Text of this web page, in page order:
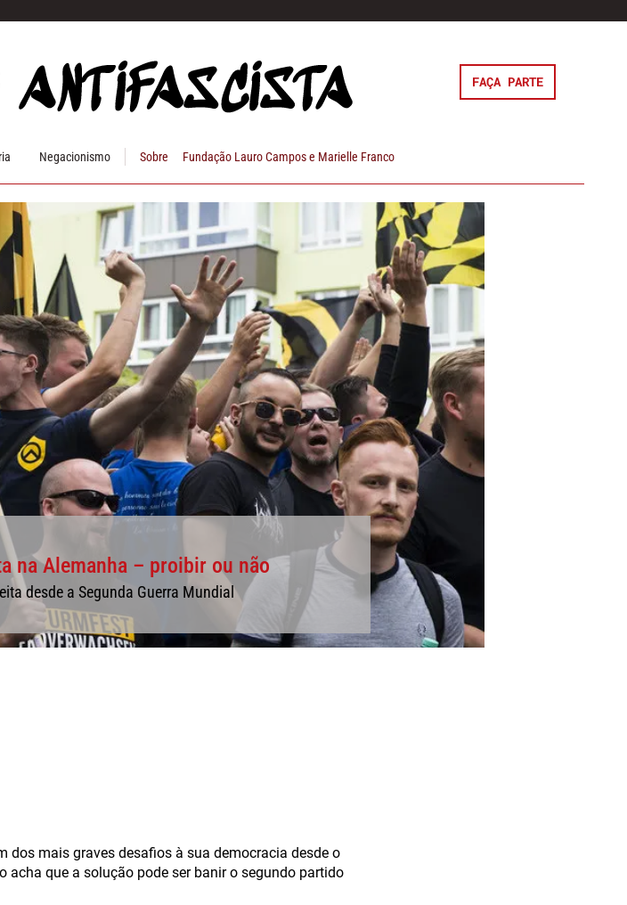
FAÇA PARTE
Negacionismo Sobre Fundação Lauro Campos e Marielle Franco
na Alemanha – proibir ou não
desde a Segunda Guerra Mundial
dos mais graves desafios à sua democracia desde o
que a solução pode ser banir o segundo partido